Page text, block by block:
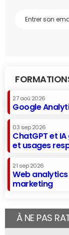
27 aoû 2026
Google
03 sep 2026
ChatGPT et
et usages
21 sep 2026
Web
marketing
À NE PAS